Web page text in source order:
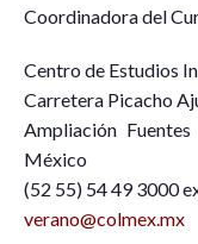
Coordinadora del
Centro de Estudios
Carretera Picacho
Ampliación
México
(52 55) 54 49 3000
verano@colmex.mx